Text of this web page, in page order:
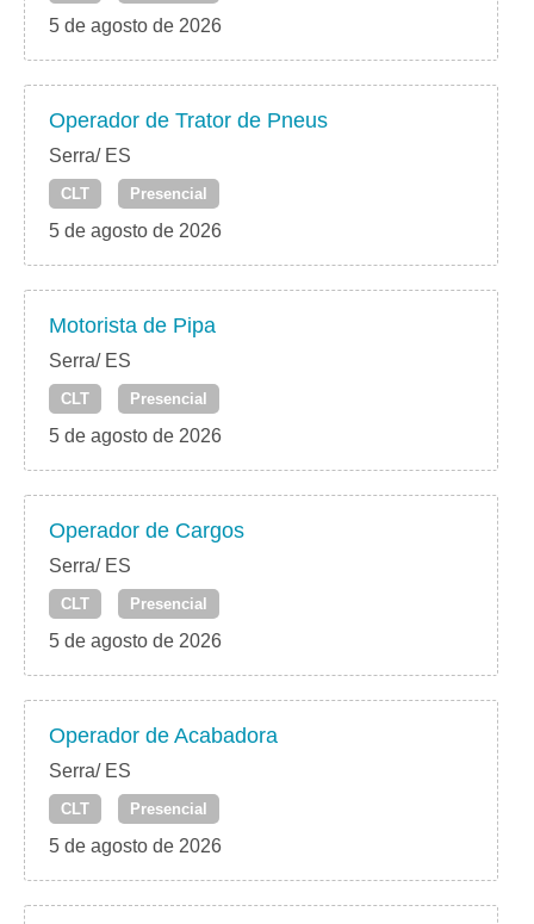
5 de agosto de 2026
Operador de Trator de Pneus
Serra/ ES
CLT Presencial
5 de agosto de 2026
Motorista de Pipa
Serra/ ES
CLT Presencial
5 de agosto de 2026
Operador de Cargos
Serra/ ES
CLT Presencial
5 de agosto de 2026
Operador de Acabadora
Serra/ ES
CLT Presencial
5 de agosto de 2026